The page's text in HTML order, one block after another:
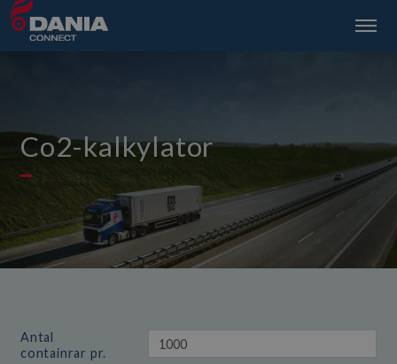
Co2-kalkylator
Antal
containrar pr.